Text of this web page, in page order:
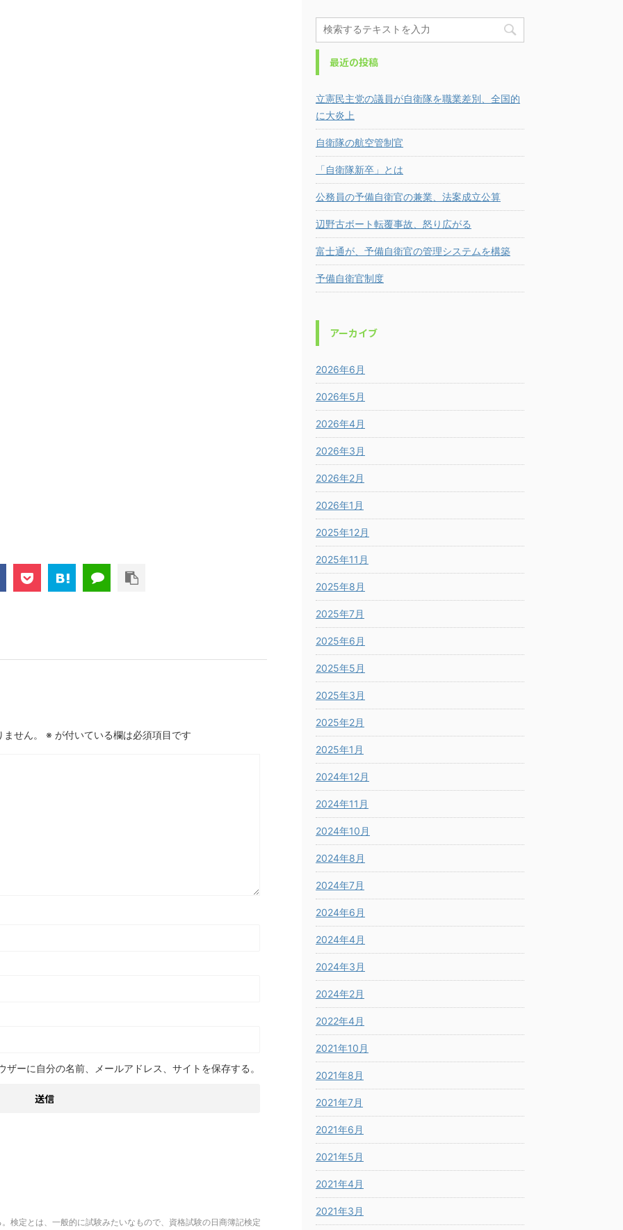
せん。 ※ が付いている欄は必須項目です
ーに自分の名前、メールアドレス、サイトを保存する。
検定とは、一般的に試験みたいなもので、資格試験の日商簿記検定
最近の投稿
立憲民主党の議員が自衛隊を職業差別、全国的
に大炎上
自衛隊の航空管制官
「自衛隊新卒」とは
公務員の予備自衛官の兼業、法案成立公算
辺野古ボート転覆事故、怒り広がる
富士通が、予備自衛官の管理システムを構築
予備自衛官制度
アーカイブ
2026年6月
2026年5月
2026年4月
2026年3月
2026年2月
2026年1月
2025年12月
2025年11月
2025年8月
2025年7月
2025年6月
2025年5月
2025年3月
2025年2月
2025年1月
2024年12月
2024年11月
2024年10月
2024年8月
2024年7月
2024年6月
2024年4月
2024年3月
2024年2月
2022年4月
2021年10月
2021年8月
2021年7月
2021年6月
2021年5月
2021年4月
2021年3月